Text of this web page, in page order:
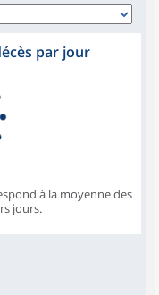
par jour
à la moyenne des
jours.